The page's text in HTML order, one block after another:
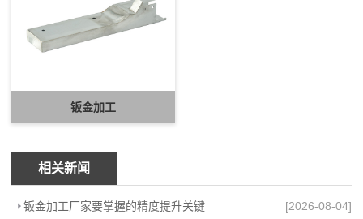
钣金加工
相关新闻
钣金加工厂家要掌握的精度提升关键
[2026-08-04]